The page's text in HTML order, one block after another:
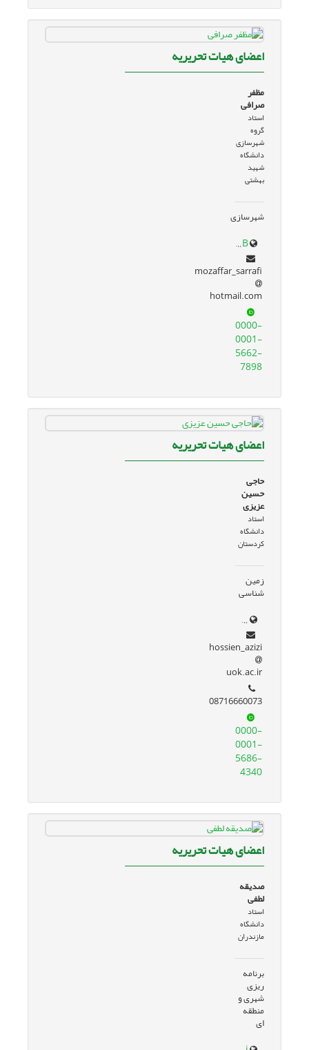
اعضای هیات تحریریه
مظفر
صرافی
استاد
گروه
شهرسازی
دانشگاه
شهید
بهشتی
شهرسازی
www.google.com/url?sa=t&source=web&rct=j&opi=89978449&url=ece.sbu.ac.ir/~sarrafi&ved=2ahUKEwjB46Gb36eJAxUvUaQEHcHlDSYQFnoECBkQAQ&usg=AOvVaw34S5p6jGuT4FZkIZYxCyoB
mozaffar_sarrafi
hotmail.com
0000-
0001-
5662-
7898
اعضای هیات تحریریه
حاجی
حسین
عزیزی
استاد
دانشگاه
کردستان
زمین
شناسی
hossien_azizi
uok.ac.ir
08716660073
0000-
0001-
5686-
4340
اعضای هیات تحریریه
صدیقه
لطفی
استاد
دانشگاه
مازندران
برنامه
ریزی
شهری و
منطقه
ای